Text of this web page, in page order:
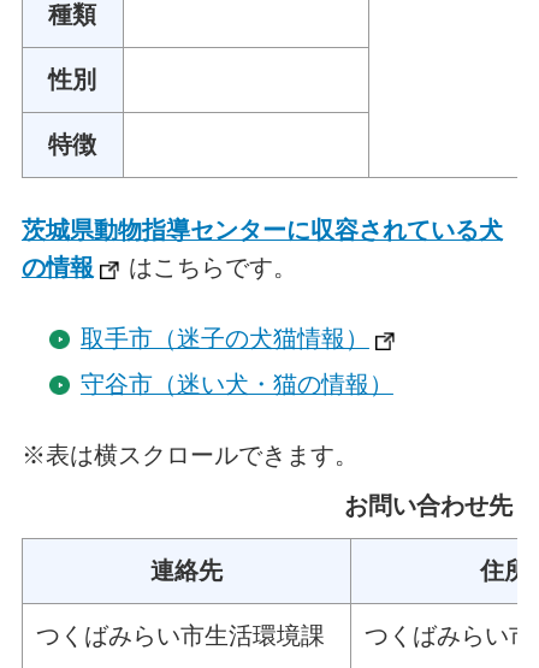
種類
性別
特徴
茨城県動物指導センターに収容されている犬
の情報
はこちらです。
取手市（迷子の犬猫情報）
守谷市（迷い犬・猫の情報）
※表は横スクロールできます。
お問い合わせ先
連絡先 住所
つくばみらい市生活環境課 つくばみらい